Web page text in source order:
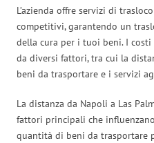
L’azienda offre servizi di
competitivi, garantendo un
della cura per i tuoi beni. I
da diversi fattori, tra cui la
beni da trasportare e i servizi
La distanza da Napoli a Las
fattori principali che
quantità di beni da trasportare